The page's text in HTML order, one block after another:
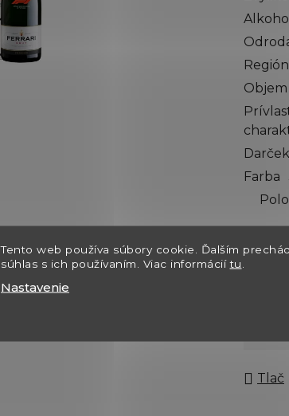
Tento web používa súbory cookie. Ďalším
súhlas s ich používaním. Viac informáciítu
Nastavenie
Alkohol
Región
Objem
Farba
Tlač